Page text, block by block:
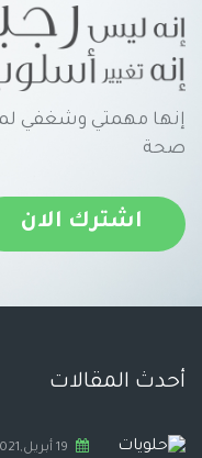
إنها مهمتي وشغفي
صحة
اشترك الان
أحدث المقالات
19 أبريل,2021